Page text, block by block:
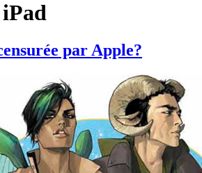
iPad
par Apple?